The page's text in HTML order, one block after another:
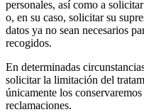
personales, así como a
o, en su caso, solicitar su
datos ya no sean necesarios
recogidos.
En determinadas
solicitar la limitación del
únicamente los
reclamaciones.